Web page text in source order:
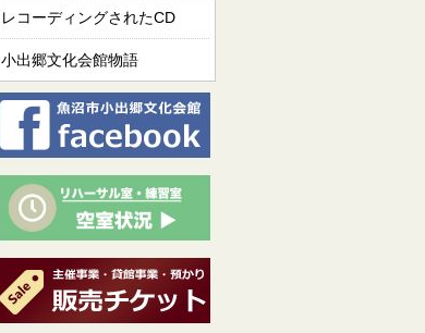
レコーディングされたCD
小出郷文化会館物語